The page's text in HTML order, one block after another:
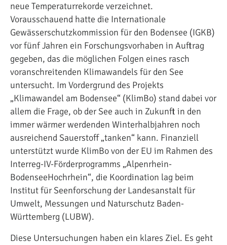
neue Temperaturrekorde verzeichnet.
Vorausschauend hatte die Internationale
Gewässerschutzkommission für den Bodensee (IGKB)
vor fünf Jahren ein Forschungsvorhaben in Auftrag
gegeben, das die möglichen Folgen eines rasch
voranschreitenden Klimawandels für den See
untersucht. Im Vordergrund des Projekts
„Klimawandel am Bodensee“ (KlimBo) stand dabei vor
allem die Frage, ob der See auch in Zukunft in den
immer wärmer werdenden Winterhalbjahren noch
ausreichend Sauerstoff „tanken“ kann. Finanziell
unterstützt wurde KlimBo von der EU im Rahmen des
Interreg-IV-Förderprogramms „Alpenrhein-
BodenseeHochrhein“, die Koordination lag beim
Institut für Seenforschung der Landesanstalt für
Umwelt, Messungen und Naturschutz Baden-
Württemberg (LUBW).
Diese Untersuchungen haben ein klares Ziel. Es geht